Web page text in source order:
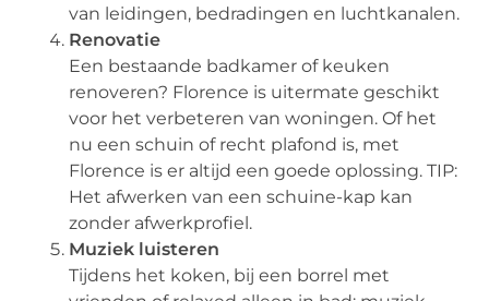
van leidingen, bedradingen en luchtkanalen.
Renovatie
Een bestaande badkamer of keuken
renoveren? Florence is uitermate geschikt
voor het verbeteren van woningen. Of het
nu een schuin of recht plafond is, met
Florence is er altijd een goede oplossing. TIP:
Het afwerken van een schuine-kap kan
zonder afwerkprofiel.
Muziek luisteren
Tijdens het koken, bij een borrel met